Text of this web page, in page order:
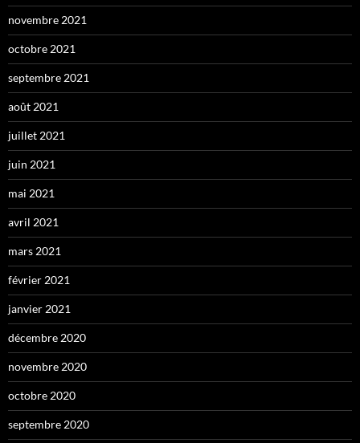
novembre 2021
octobre 2021
septembre 2021
août 2021
juillet 2021
juin 2021
mai 2021
avril 2021
mars 2021
février 2021
janvier 2021
décembre 2020
novembre 2020
octobre 2020
septembre 2020